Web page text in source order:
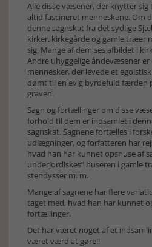
Alle disse væsener, der knytter
altid fascineret menneskene. Om
denne sagnskat fra det sydlige
kirker, kirkegårde og gamle træer
sig. Mange af dem ses afbildet i
Andre uhyggelige åndevæsener
mennesker, der levede et
dømt til en evig byrdefuld færden
graven.
Sagn og fortællinger om disse
forhold til dem er indsamlet i
sagnskat. Sagnene fortælles i
udlægninger, og forfatteren har
hvad han har kunnet opsnuse af
underjordiskes” huseren i gamle
stendysser m. m.
Mange af sagnene har flere
taget med, hvad han har kunnet
fortællinger.
Det har været noget af et
været værd at gøre!!